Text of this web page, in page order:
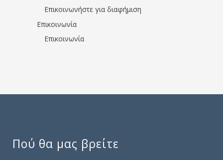
Επικοινωνήστε για διαφήμιση
Επικοινωνία
Επικοινωνία
Πού θα μας βρείτε